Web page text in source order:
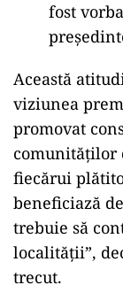
fost
Această
viziunea
promovat
comunităților
fiecărui
beneficiază
trebuie să
localității”,
trecut.